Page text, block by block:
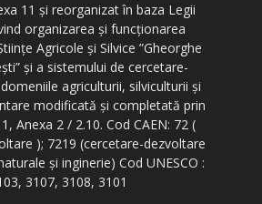
11 și reorganizat în baza Legii
organizarea și funcționarea
Agricole și Silvice ”Gheorghe
și a sistemului de cercetare-
agriculturii, silviculturii și
modificată și completată prin
Anexa 2 / 2.10. Cod CAEN: 72 (
); 7219 (cercetare-dezvoltare
și inginerie) Cod UNESCO :
3107, 3108, 3101